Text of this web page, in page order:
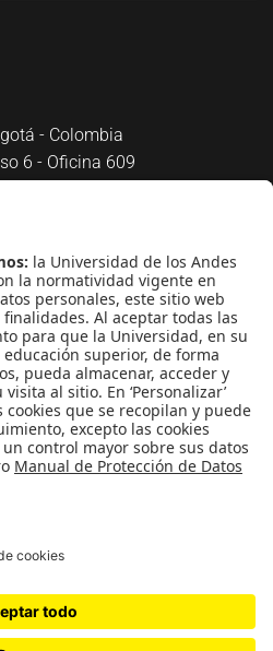
- Colombia
6 - Oficina 609
Pública
Vigilada
personería
de febrero de 1949